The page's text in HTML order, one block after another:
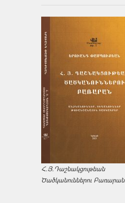
Հ.Յ.Դաշնակցութեան
Ծածկանուններու Բառարան